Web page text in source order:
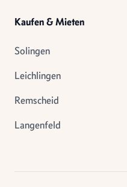
Kaufen & Mieten
Solingen
Leichlingen
Remscheid
Langenfeld